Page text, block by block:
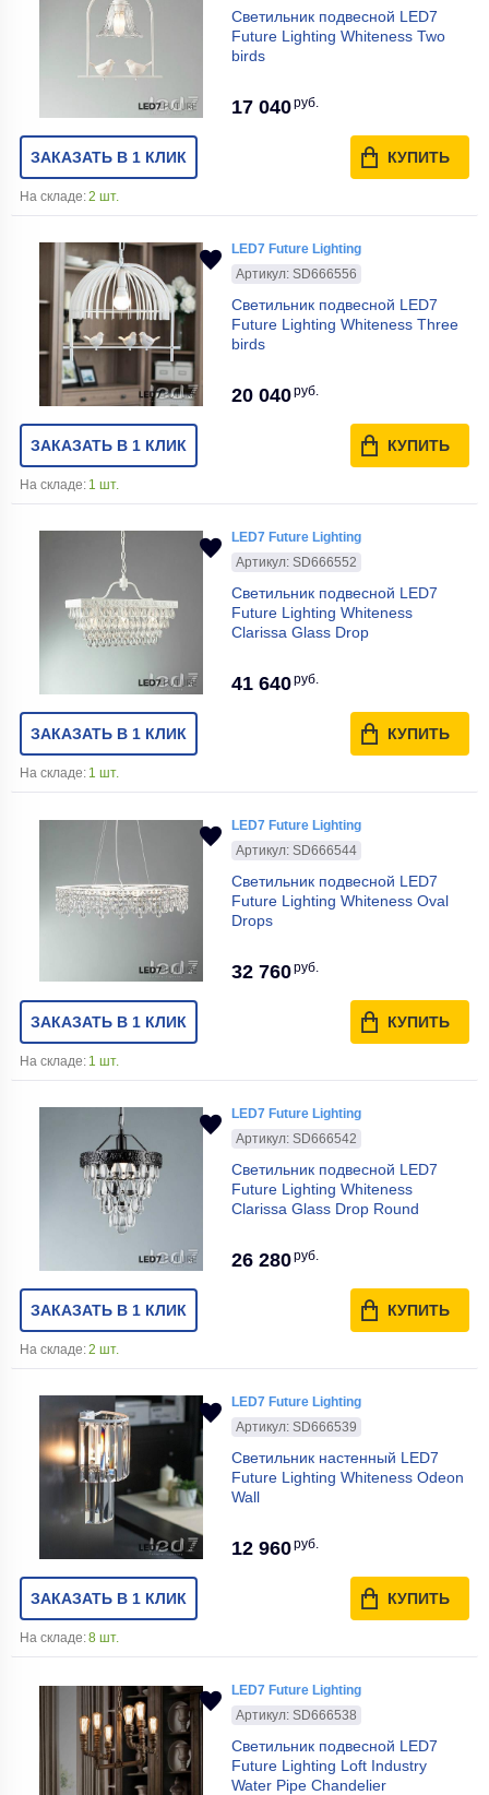
Светильник подвесной LED7
Future Lighting Whiteness Two
birds
17 040руб.
ЗАКАЗАТЬ В 1 КЛИК КУПИТЬ
На складе:2 шт.
LED7 Future Lighting
Артикул: SD666556
Светильник подвесной LED7
Future Lighting Whiteness Three
birds
20 040руб.
ЗАКАЗАТЬ В 1 КЛИК КУПИТЬ
На складе: 1 шт.
LED7 Future Lighting
Артикул: SD666552
Светильник подвесной LED7
Future Lighting Whiteness
Clarissa Glass Drop
41 640руб.
ЗАКАЗАТЬ В 1 КЛИК КУПИТЬ
На складе: 1 шт.
LED7 Future Lighting
Артикул: SD666544
Светильник подвесной LED7
Future Lighting Whiteness Oval
Drops
32 760руб.
ЗАКАЗАТЬ В 1 КЛИК КУПИТЬ
На складе: 1 шт.
LED7 Future Lighting
Артикул: SD666542
Светильник подвесной LED7
Future Lighting Whiteness
Clarissa Glass Drop Round
26 280руб.
ЗАКАЗАТЬ В 1 КЛИК КУПИТЬ
На складе:2 шт.
LED7 Future Lighting
Артикул: SD666539
Светильник настенный LED7
Future Lighting Whiteness Odeon
Wall
12 960руб.
ЗАКАЗАТЬ В 1 КЛИК КУПИТЬ
На складе:8 шт.
LED7 Future Lighting
Артикул: SD666538
Светильник подвесной LED7
Future Lighting Loft Industry
Water Pipe Chandelier